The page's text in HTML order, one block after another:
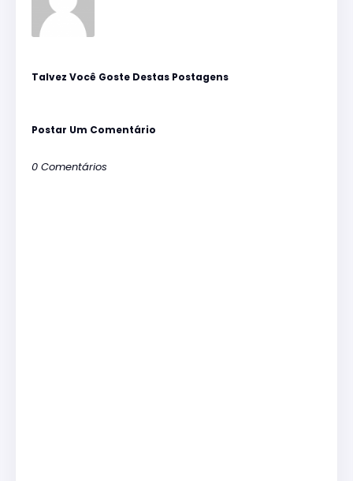
Talvez Você Goste Destas Postagens
Postar Um Comentário
0 Comentários